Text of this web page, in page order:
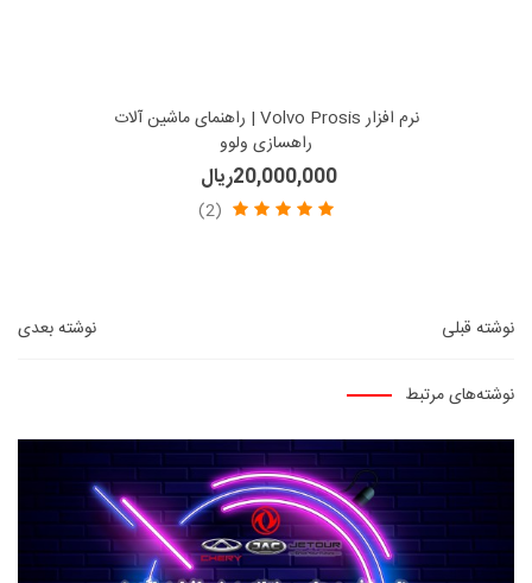
نرم افزار Volvo Prosis | راهنمای ماشین آلات
راهسازی ولوو
20,000,000ریال
(2)
نوشته قبلی نوشته بعدی
نوشته‌های مرتبط